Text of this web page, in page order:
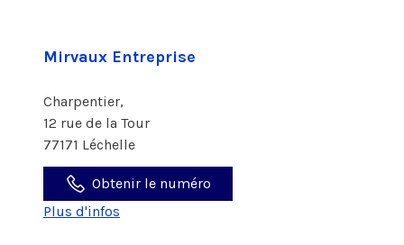
Mirvaux Entreprise
Charpentier,
12 rue de la Tour
77171 Léchelle
Obtenir le numéro
Plus d'infos